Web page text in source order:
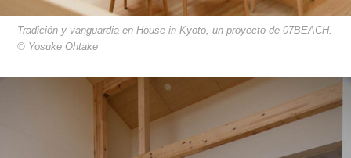
Tradición y vanguardia en House in Kyoto, un proyecto de 07BEACH.
© Yosuke Ohtake